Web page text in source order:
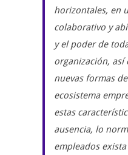
horizontales, en
colaborativo y
y el poder de
organización,
nuevas formas
ecosistema
estas
ausencia, lo
empleados